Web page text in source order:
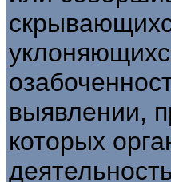
выявлении,
которых